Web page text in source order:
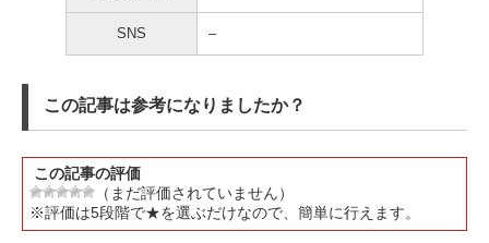
SNS –
この記事は参考になりましたか？
この記事の評価
（まだ評価されていません）
※評価は5段階で★を選ぶだけなので、簡単に行えます。